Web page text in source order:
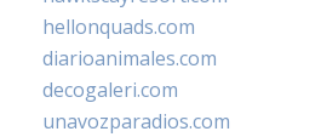
hellonquads.com
diarioanimales.com
decogaleri.com
unavozparadios.com